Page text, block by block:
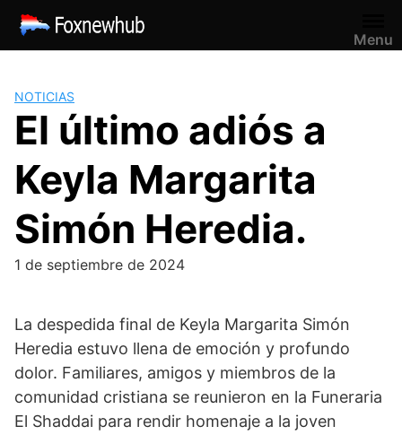
Saltar
contenido
Menu
NOTICIAS
El último adiós a
Keyla Margarita
Simón Heredia.
1 de septiembre de 2024
La despedida final de Keyla Margarita Simón
Heredia estuvo llena de emoción y profundo
dolor. Familiares, amigos y miembros de la
comunidad cristiana se reunieron en la Funeraria
El Shaddai para rendir homenaje a la joven